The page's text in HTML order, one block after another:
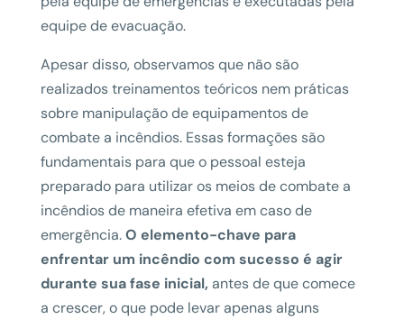
equipe de evacuação.
Apesar disso, observamos que não são
realizados treinamentos teóricos nem práticas
sobre manipulação de equipamentos de
combate a incêndios. Essas formações são
fundamentais para que o pessoal esteja
preparado para utilizar os meios de combate a
incêndios de maneira efetiva em caso de
emergência.O elemento-chave para
enfrentar um incêndio com sucesso é agir
durante sua fase inicial, antes de que comece
a crescer, o que pode levar apenas alguns